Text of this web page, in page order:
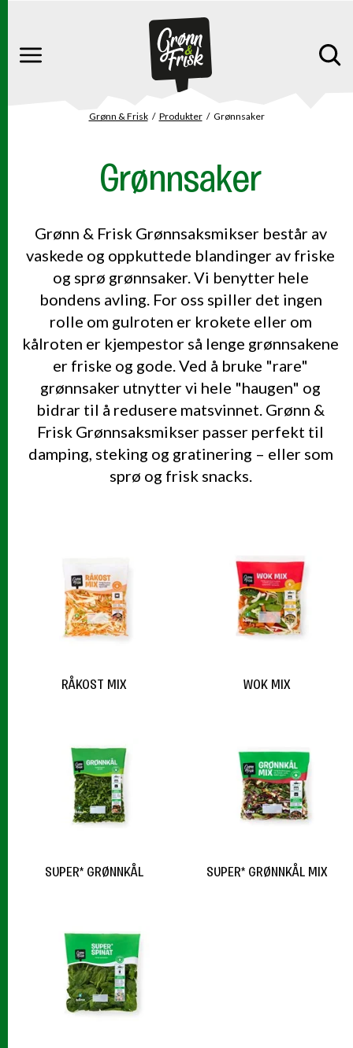
Du er herGrønn & Frisk Produkter Grønnsaker
Grønnsaker
Grønn & Frisk Grønnsaksmikser består av
vaskede og oppkuttede blandinger av friske
og sprø grønnsaker. Vi benytter hele
bondens avling. For oss spiller det ingen
rolle om gulroten er krokete eller om
kålroten er kjempestor så lenge grønnsakene
er friske og gode. Ved å bruke "rare"
grønnsaker utnytter vi hele "haugen" og
bidrar til å redusere matsvinnet. Grønn &
Frisk Grønnsaksmikser passer perfekt til
damping, steking og gratinering – eller som
sprø og frisk snacks.
RÅKOST MIX WOK MIX
SUPER* GRØNNKÅL SUPER* GRØNNKÅL MIX